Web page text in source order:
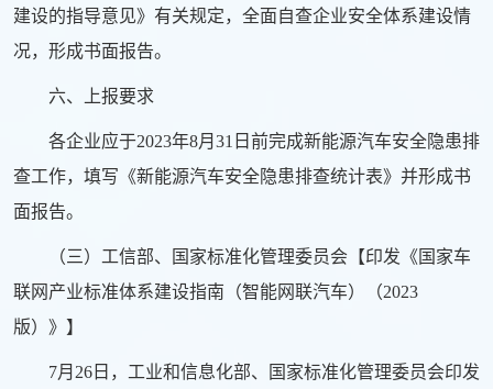
建设的指导意见》有关规定，全面自查企业安全体系建设情
况，形成书面报告。
六、上报要求
各企业应于2023年8月31日前完成新能源汽车安全隐患排
查工作，填写《新能源汽车安全隐患排查统计表》并形成书
面报告。
（三）工信部、国家标准化管理委员会【印发《国家车
联网产业标准体系建设指南（智能网联汽车）（2023
版）》】
7月26日，工业和信息化部、国家标准化管理委员会印发